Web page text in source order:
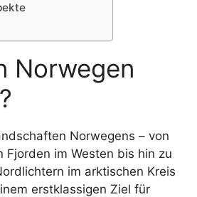
Norwegen
Norwegens – von
Fjorden im Westen bis hin zu
im arktischen Kreis
erstklassigen Ziel für